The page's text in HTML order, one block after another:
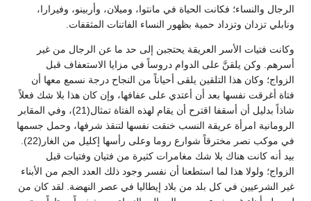
الرجال والنساء؛ فكانت الحياة في مانتوا، وميلان، وأربينو، وفيرارا،
ونابلي تزدان وتزداد حمية بظهور النساء الفاتنات المثقفات.
وكانت فتيات الأسر العريقة يحتجبن إلى حد ما عن الرجال من غير
أسرهم. وكن يلقنَّ على الدوام دروساً في مزايا الاستعفاف قبل
الزواج؛ وكان هذا التلقين يلقى أحياناً من النجاح درجة نسمع معها أن
فتاة أغرقت نفسها بعد أن أعتدي على عفافها، وإن كان هذا بلا شك فعلاً
شاذاً بدليل أن أسقفا اقترح أن يقام لهذه الفتاة تمثال(21)، وفي المقابر
الرومانية امرأة عريقة النسب خنقت نفسها لتنقذ شرفها، وحمل جسمها
في موكب نصر مخترقاً شوارع روما وعلى رأسها إكليل من الغار(22).
بيد أنه كانت هناك بلا شك مغامرات كثيرة من فتيان وفتيات قبل
الزواج؛ ولولا هذا لما استطعنا أن نفسر وجود ذلك العدد الجم من الأبناء
غير الشرعيين في كل بلد من بلاد إيطاليا في عصر النهضة. لقد كان من